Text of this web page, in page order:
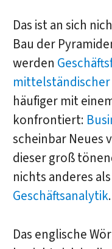
Das ist an sich
Bau der
werden
mittelständischer
häufiger mit
konfrontiert:
scheinbar Neues
dieser groß
nichts anderes
Geschäftsanalytik.
Das englische